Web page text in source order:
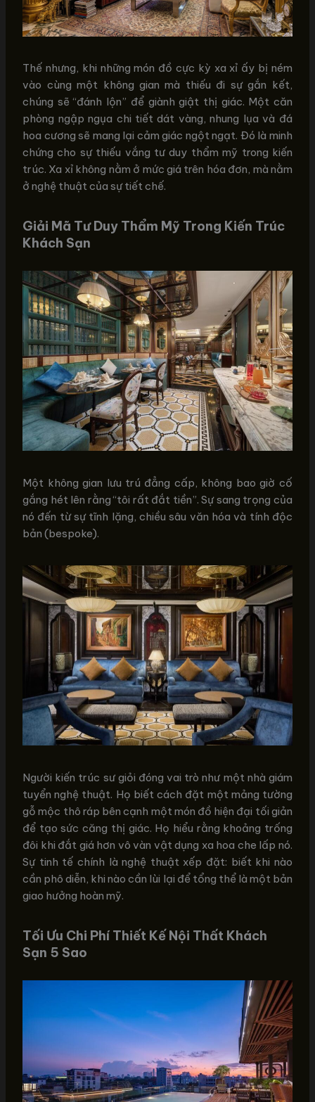
Thế nhưng, khi những món đồ cực kỳ xa xỉ ấy bị ném
vào cùng một không gian mà thiếu đi sự gắn kết,
chúng sẽ “đánh lộn” để giành giật thị giác. Một căn
phòng ngập ngụa chi tiết dát vàng, nhung lụa và đá
hoa cương sẽ mang lại cảm giác ngột ngạt. Đó là minh
chứng cho sự thiếu vắng tư duy thẩm mỹ trong kiến
trúc. Xa xỉ không nằm ở mức giá trên hóa đơn, mà nằm
ở nghệ thuật của sự tiết chế.
Giải Mã Tư Duy Thẩm Mỹ Trong Kiến Trúc
Khách Sạn
Một không gian lưu trú đẳng cấp, không bao giờ cố
gắng hét lên rằng “tôi rất đắt tiền”. Sự sang trọng của
nó đến từ sự tĩnh lặng, chiều sâu văn hóa và tính độc
bản (bespoke).
Người kiến trúc sư giỏi đóng vai trò như một nhà giám
tuyển nghệ thuật. Họ biết cách đặt một mảng tường
gỗ mộc thô ráp bên cạnh một món đồ hiện đại tối giản
để tạo sức căng thị giác. Họ hiểu rằng khoảng trống
đôi khi đắt giá hơn vô vàn vật dụng xa hoa che lấp nó.
Sự tinh tế chính là nghệ thuật xếp đặt: biết khi nào
cần phô diễn, khi nào cần lùi lại để tổng thể là một bản
giao hưởng hoàn mỹ.
Tối Ưu Chi Phí Thiết Kế Nội Thất Khách
Sạn 5 Sao